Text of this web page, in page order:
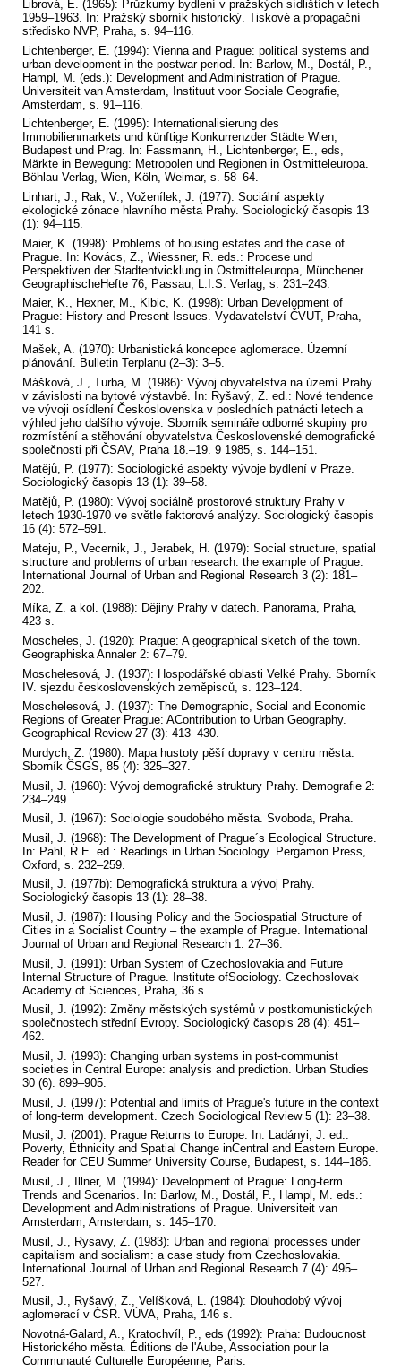
Librová, E. (1965): Průzkumy bydlení v pražských sídlištích v letech
1959–1963. In: Pražský sborník historický. Tiskové a propagační
středisko NVP, Praha, s. 94–116.
Lichtenberger, E. (1994): Vienna and Prague: political systems and
urban development in the postwar period. In: Barlow, M., Dostál, P.,
Hampl, M. (eds.): Development and Administration of Prague.
Universiteit van Amsterdam, Instituut voor Sociale Geografie,
Amsterdam, s. 91–116.
Lichtenberger, E. (1995): Internationalisierung des
Immobilienmarkets und künftige Konkurrenzder Städte Wien,
Budapest und Prag. In: Fassmann, H., Lichtenberger, E., eds,
Märkte in Bewegung: Metropolen und Regionen in Ostmitteleuropa.
Böhlau Verlag, Wien, Köln, Weimar, s. 58–64.
Linhart, J., Rak, V., Voženílek, J. (1977): Sociální aspekty
ekologické zónace hlavního města Prahy. Sociologický časopis 13
(1): 94–115.
Maier, K. (1998): Problems of housing estates and the case of
Prague. In: Kovács, Z., Wiessner, R. eds.: Procese und
Perspektiven der Stadtentvicklung in Ostmitteleuropa, Münchener
GeographischeHefte 76, Passau, L.I.S. Verlag, s. 231–243.
Maier, K., Hexner, M., Kibic, K. (1998): Urban Development of
Prague: History and Present Issues. Vydavatelství ČVUT, Praha,
141 s.
Mašek, A. (1970): Urbanistická koncepce aglomerace. Územní
plánování. Bulletin Terplanu (2–3): 3–5.
Mášková, J., Turba, M. (1986): Vývoj obyvatelstva na území Prahy
v závislosti na bytové výstavbě. In: Ryšavý, Z. ed.: Nové tendence
ve vývoji osídlení Československa v posledních patnácti letech a
výhled jeho dalšího vývoje. Sborník semináře odborné skupiny pro
rozmístění a stěhování obyvatelstva Československé demografické
společnosti při ČSAV, Praha 18.–19. 9 1985, s. 144–151.
Matějů, P. (1977): Sociologické aspekty vývoje bydlení v Praze.
Sociologický časopis 13 (1): 39–58.
Matějů, P. (1980): Vývoj sociálně prostorové struktury Prahy v
letech 1930-1970 ve světle faktorové analýzy. Sociologický časopis
16 (4): 572–591.
Mateju, P., Vecernik, J., Jerabek, H. (1979): Social structure, spatial
structure and problems of urban research: the example of Prague.
International Journal of Urban and Regional Research 3 (2): 181–
202.
Míka, Z. a kol. (1988): Dějiny Prahy v datech. Panorama, Praha,
423 s.
Moscheles, J. (1920): Prague: A geographical sketch of the town.
Geographiska Annaler 2: 67–79.
Moschelesová, J. (1937): Hospodářské oblasti Velké Prahy. Sborník
IV. sjezdu československých zeměpisců, s. 123–124.
Moschelesová, J. (1937): The Demographic, Social and Economic
Regions of Greater Prague: AContribution to Urban Geography.
Geographical Review 27 (3): 413–430.
Murdych, Z. (1980): Mapa hustoty pěší dopravy v centru města.
Sborník ČSGS, 85 (4): 325–327.
Musil, J. (1960): Vývoj demografické struktury Prahy. Demografie 2:
234–249.
Musil, J. (1967): Sociologie soudobého města. Svoboda, Praha.
Musil, J. (1968): The Development of Prague´s Ecological Structure.
In: Pahl, R.E. ed.: Readings in Urban Sociology. Pergamon Press,
Oxford, s. 232–259.
Musil, J. (1977b): Demografická struktura a vývoj Prahy.
Sociologický časopis 13 (1): 28–38.
Musil, J. (1987): Housing Policy and the Sociospatial Structure of
Cities in a Socialist Country – the example of Prague. International
Journal of Urban and Regional Research 1: 27–36.
Musil, J. (1991): Urban System of Czechoslovakia and Future
Internal Structure of Prague. Institute ofSociology. Czechoslovak
Academy of Sciences, Praha, 36 s.
Musil, J. (1992): Změny městských systémů v postkomunistických
společnostech střední Evropy. Sociologický časopis 28 (4): 451–
462.
Musil, J. (1993): Changing urban systems in post-communist
societies in Central Europe: analysis and prediction. Urban Studies
30 (6): 899–905.
Musil, J. (1997): Potential and limits of Prague's future in the context
of long-term development. Czech Sociological Review 5 (1): 23–38.
Musil, J. (2001): Prague Returns to Europe. In: Ladányi, J. ed.:
Poverty, Ethnicity and Spatial Change inCentral and Eastern Europe.
Reader for CEU Summer University Course, Budapest, s. 144–186.
Musil, J., Illner, M. (1994): Development of Prague: Long-term
Trends and Scenarios. In: Barlow, M., Dostál, P., Hampl, M. eds.:
Development and Administrations of Prague. Universiteit van
Amsterdam, Amsterdam, s. 145–170.
Musil, J., Rysavy, Z. (1983): Urban and regional processes under
capitalism and socialism: a case study from Czechoslovakia.
International Journal of Urban and Regional Research 7 (4): 495–
527.
Musil, J., Ryšavý, Z., Velíšková, L. (1984): Dlouhodobý vývoj
aglomerací v ČSR. VÚVA, Praha, 146 s.
Novotná-Galard, A., Kratochvíl, P., eds (1992): Praha: Budoucnost
Historického města. Éditions de l'Aube, Association pour la
Communauté Culturelle Européenne, Paris.